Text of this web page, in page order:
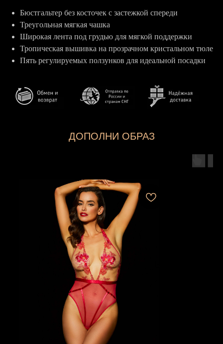
Бюстгальтер без косточек с застежкой спереди
Треугольная мягкая чашка
Широкая лента под грудью для мягкой поддержки
Тропическая вышивка на прозрачном кристальном тюле
Пять регулируемых ползунков для идеальной посадки
ДОПОЛНИ ОБРАЗ